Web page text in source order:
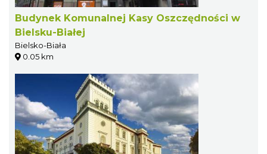
Budynek Komunalnej Kasy Oszczędności w
Bielsku-Białej
Bielsko-Biała
0.05 km